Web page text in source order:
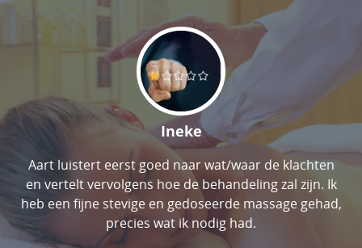
Ineke
Aart luistert eerst goed naar wat/waar de klachten
en vertelt vervolgens hoe de behandeling zal zijn. Ik
heb een fijne stevige en gedoseerde massage gehad,
precies wat ik nodig had.